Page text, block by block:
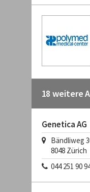
18 weitere
Genetica AG
Bändliweg
8048 Zürich
044 251 90